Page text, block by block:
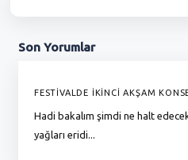
Son Yorumlar
FESTİVALDE İKİNCİ AKŞAM
Hadi bakalım şimdi ne halt
yağları eridi...